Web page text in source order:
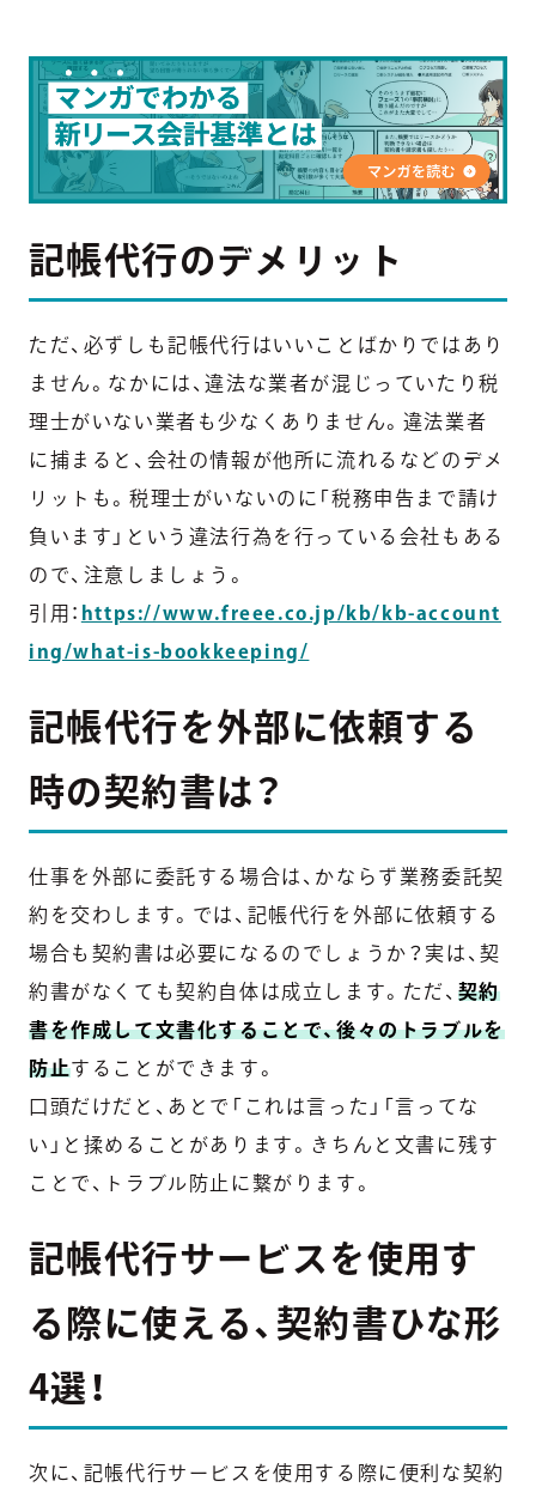
記帳代行のデメリット
ただ、必ずしも記帳代行はいいことばかりではあり
ません。なかには、違法な業者が混じっていたり税
理士がいない業者も少なくありません。違法業者
に捕まると、会社の情報が他所に流れるなどのデメ
リットも。税理士がいないのに「税務申告まで請け
負います」という違法行為を行っている会社もある
ので、注意しましょう。
引用： https://www.freee.co.jp/kb/kb-account
ing/what-is-bookkeeping/
記帳代行を外部に依頼する
時の契約書は？
仕事を外部に委託する場合は、かならず業務委託契
約を交わします。では、記帳代行を外部に依頼する
場合も契約書は必要になるのでしょうか？実は、契
約書がなくても契約自体は成立します。ただ、 契約
書を作成して文書化することで、後々のトラブルを
防止することができます。
口頭だけだと、あとで「これは言った」「言ってな
い」と揉めることがあります。きちんと文書に残す
ことで、トラブル防止に繋がります。
記帳代行サービスを使用す
る際に使える、契約書ひな形
4選！
次に、記帳代行サービスを使用する際に便利な契約